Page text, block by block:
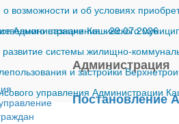
возможности и об условиях
назначения-29.07.2026
Администрации Кашинского
системы жилищно-
и застройки
управления Администрации
Администрация
Постановление